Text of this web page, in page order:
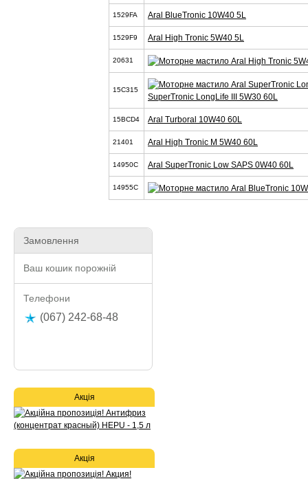
1529FA Aral BlueTronic 10W40 5L
1529F9 Aral High Tronic 5W40 5L
20631
15C315
SuperTronic LongLife III 5W30 60L
15BCD4 Aral Turboral 10W40 60L
21401 Aral High Tronic M 5W40 60L
14950C Aral SuperTronic Low SAPS 0W40 60L
14955C
Замовлення
Ваш кошик порожній
Телефони
(067) 242-68-48
Акція
Акція